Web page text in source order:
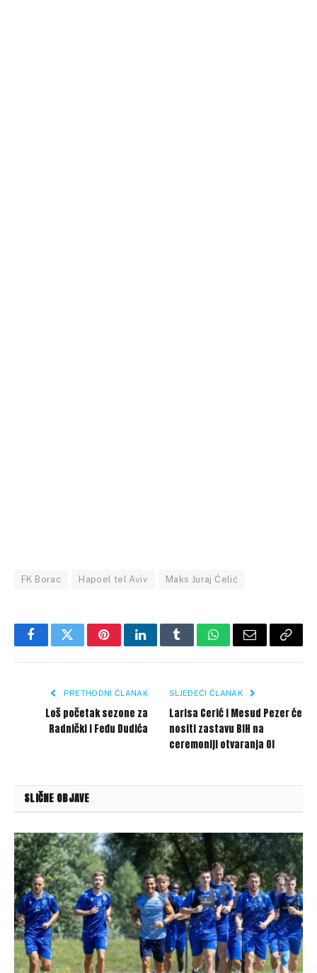
FK Borac Hapoel tel Aviv Maks Juraj Ćelić
FacebookTwitterPinterestLinkedInTumblrWhatsApp
Email Copy
PRETHODNI ČLANAK
Loš početak sezone za
Radnički i Feđu Dudića
SLJEDEĆI ČLANAK
Larisa Cerić i Mesud Pezer će
nositi zastavu BiH na
ceremoniji otvaranja OI
SLIČNE OBJAVE